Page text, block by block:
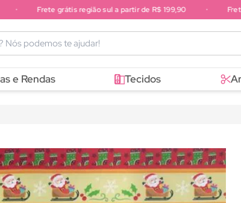
partir de R$ 249,90
Frete grátis região sul a partir de R$ 199,90 Frete
e Rendas Tecidos